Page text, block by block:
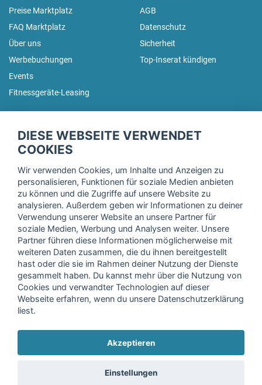
Preise Marktplatz
FAQ Marktplatz
Über uns
Werbebuchungen
Events
Fitnessgeräte-Leasing
AGB
Datenschutz
Sicherheit
Top-Inserat kündigen
Trage dich hier für unseren Newsletter ein und erhalte regelmäßig
Ich stimme der Verarbeitung meiner Daten, wie in der
Einwilligungserklärungder fitnessmarkt.de services GmbH
beschrieben, zu und bestätige, dass ich das 16. Lebensjahr
vollendet habe. Ich kann diese Einwilligung jederzeit mit
Wirkung für die Zukunft widerrufen. Weitere Informationen
finden Sie in unsererDatenschutzerklärung.
Copyright © 2026 fitnessmarkt.de services GmbH
DIESE WEBSEITE VERWENDET
COOKIES
Wir verwenden Cookies, um Inhalte und Anzeigen zu
personalisieren, Funktionen für soziale Medien anbieten
zu können und die Zugriffe auf unsere Website zu
analysieren. Außerdem geben wir Informationen zu deiner
Verwendung unserer Website an unsere Partner für
soziale Medien, Werbung und Analysen weiter. Unsere
Partner führen diese Informationen möglicherweise mit
weiteren Daten zusammen, die du ihnen bereitgestellt
hast oder die sie im Rahmen deiner Nutzung der Dienste
gesammelt haben. Du kannst mehr über die Nutzung von
Cookies und verwandter Technologien auf dieser
Webseite erfahren, wenn du unsere Datenschutzerklärung
liest.
Akzeptieren
Einstellungen